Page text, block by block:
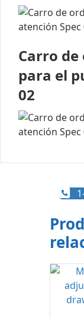
Carro
para el
02